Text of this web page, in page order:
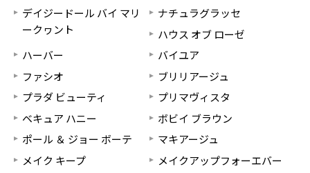
デイジードール バイ マリ
ークヮント
ナチュラグラッセ
ハウス オブ ローゼ
ハーバー
バイユア
ファシオ
ブリリアージュ
プラダ ビューティ
プリマヴィスタ
ベキュア ハニー
ボビイ ブラウン
ポール ＆ ジョー ボーテ
マキアージュ
メイク キープ
メイクアップフォーエバー